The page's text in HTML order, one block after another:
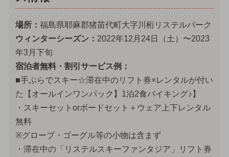
場所： 福島県耶麻郡猪苗代町大字川桁リステルパーク
ウィンターシーズン： 2022年12月24日（土）〜2023
年3月下旬
宿泊者無料・割引サービス例：
■手ぶらでスキー☆滞在中のリフト券×レンタルが付い
た【オールインワンパック】1泊2食バイキング♪】
・スキーセットorボードセット＋ウェア上下レンタル
無料
※グローブ・ゴーグル等の小物は含まず
・滞在中の「リステルスキーファンタジア」リフト券